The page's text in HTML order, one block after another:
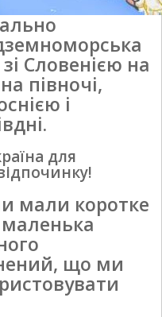
Словенією на
півночі,
і
для
мали коротке
маленька
що ми